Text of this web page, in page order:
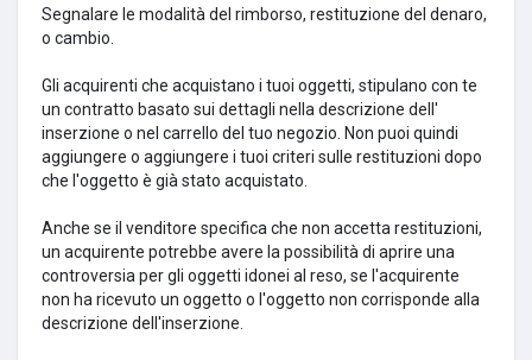
Segnalare le modalità del rimborso, restituzione del denaro,
o cambio.
Gli acquirenti che acquistano i tuoi oggetti, stipulano con te
un contratto basato sui dettagli nella descrizione dell'
inserzione o nel carrello del tuo negozio. Non puoi quindi
aggiungere o aggiungere i tuoi criteri sulle restituzioni dopo
che l'oggetto è già stato acquistato.
Anche se il venditore specifica che non accetta restituzioni,
un acquirente potrebbe avere la possibilità di aprire una
controversia per gli oggetti idonei al reso, se l'acquirente
non ha ricevuto un oggetto o l'oggetto non corrisponde alla
descrizione dell'inserzione.